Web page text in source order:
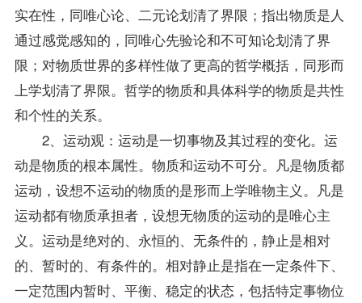
实在性，同唯心论、二元论划清了界限；指出物质是人
通过感觉感知的，同唯心先验论和不可知论划清了界
限；对物质世界的多样性做了更高的哲学概括，同形而
上学划清了界限。哲学的物质和具体科学的物质是共性
和个性的关系。
2、运动观：运动是一切事物及其过程的变化。运
动是物质的根本属性。物质和运动不可分。凡是物质都
运动，设想不运动的物质的是形而上学唯物主义。凡是
运动都有物质承担者，设想无物质的运动的是唯心主
义。运动是绝对的、永恒的、无条件的，静止是相对
的、暂时的、有条件的。相对静止是指在一定条件下、
一定范围内暂时、平衡、稳定的状态，包括特定事物位